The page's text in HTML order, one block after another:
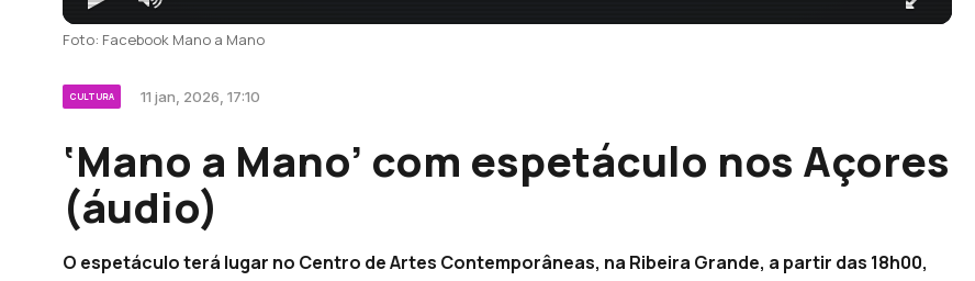
Foto: Facebook Mano a Mano
CULTURA 11 jan, 2026, 17:10
‘Mano a Mano’ com espetáculo nos Açores
(áudio)
O espetáculo terá lugar no Centro de Artes Contemporâneas, na Ribeira Grande, a partir das 18h00,